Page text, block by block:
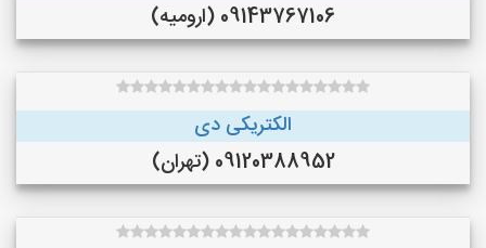
09143767106 (ارومیه)
الکتریکی دی
09120388952 (تهران)